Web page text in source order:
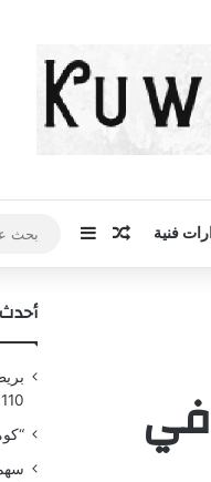
فنية مقال عشوائي
إضافة
110 مليارات دولار